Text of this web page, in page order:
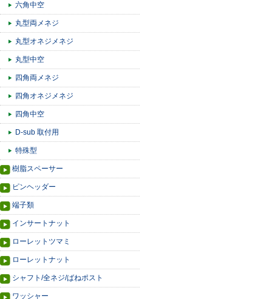
六角中空
丸型両メネジ
丸型オネジメネジ
丸型中空
四角両メネジ
四角オネジメネジ
四角中空
D-sub 取付用
特殊型
樹脂スペーサー
ピンヘッダー
端子類
インサートナット
ローレットツマミ
ローレットナット
シャフト/全ネジ/ばねポスト
ワッシャー